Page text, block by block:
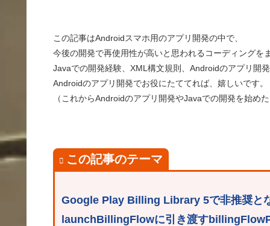
この記事はAndroidスマホ用のアプリ開発の中で、
今後の開発で再使用性が高いと思われるコーディングを
Javaでの開発経験、XML構文規則、Androidのアプリ開
Androidのアプリ開発でお役にたててれば、嬉しいです。
（これからAndroidのアプリ開発やJavaでの開発を始め
この記事のテーマ
Google Play Billing Library 5で非推奨と
launchBillingFlowに引き渡す